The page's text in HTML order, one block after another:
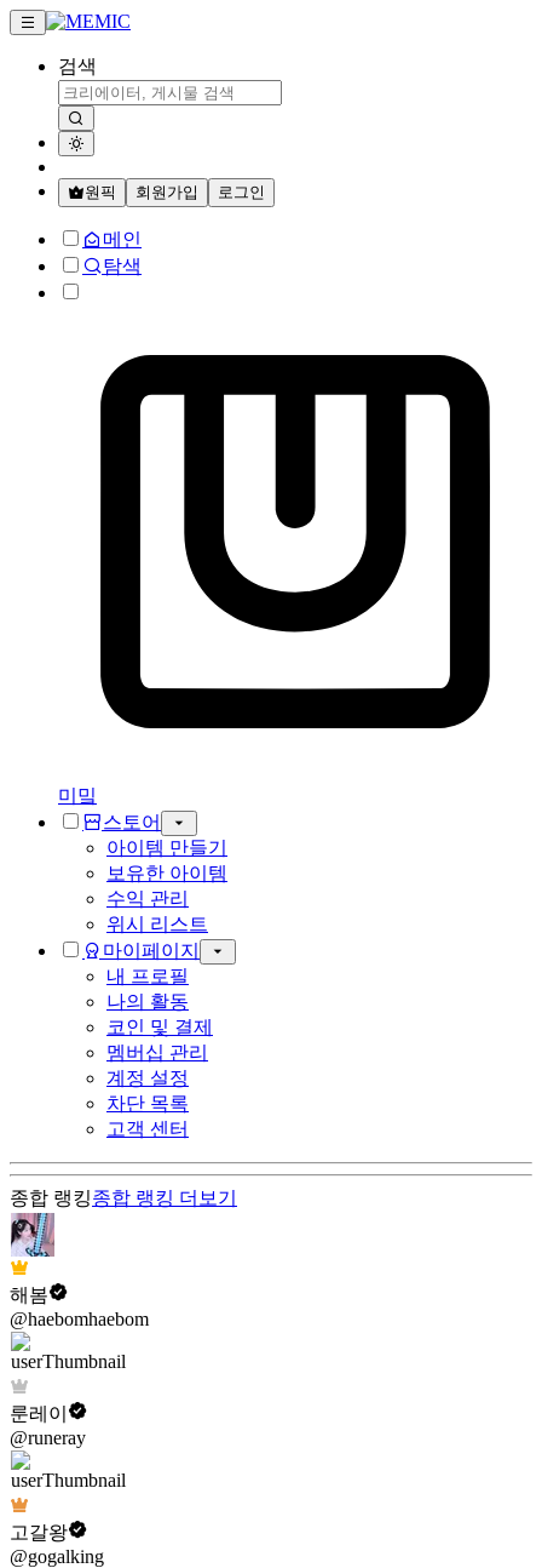
검색
원픽 회원가입 로그인
메인
탐색
미밐
스토어
아이템 만들기
보유한 아이템
수익 관리
위시 리스트
마이페이지
내 프로필
나의 활동
코인 및 결제
멤버십 관리
계정 설정
차단 목록
고객 센터
종합 랭킹종합 랭킹 더보기
해봄
@haebomhaebom
룬레이
@runeray
고갈왕
@gogalking